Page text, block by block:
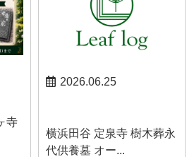
寺
2026.06.25
横浜田谷 定泉寺 樹木葬永
代供養墓 オー...